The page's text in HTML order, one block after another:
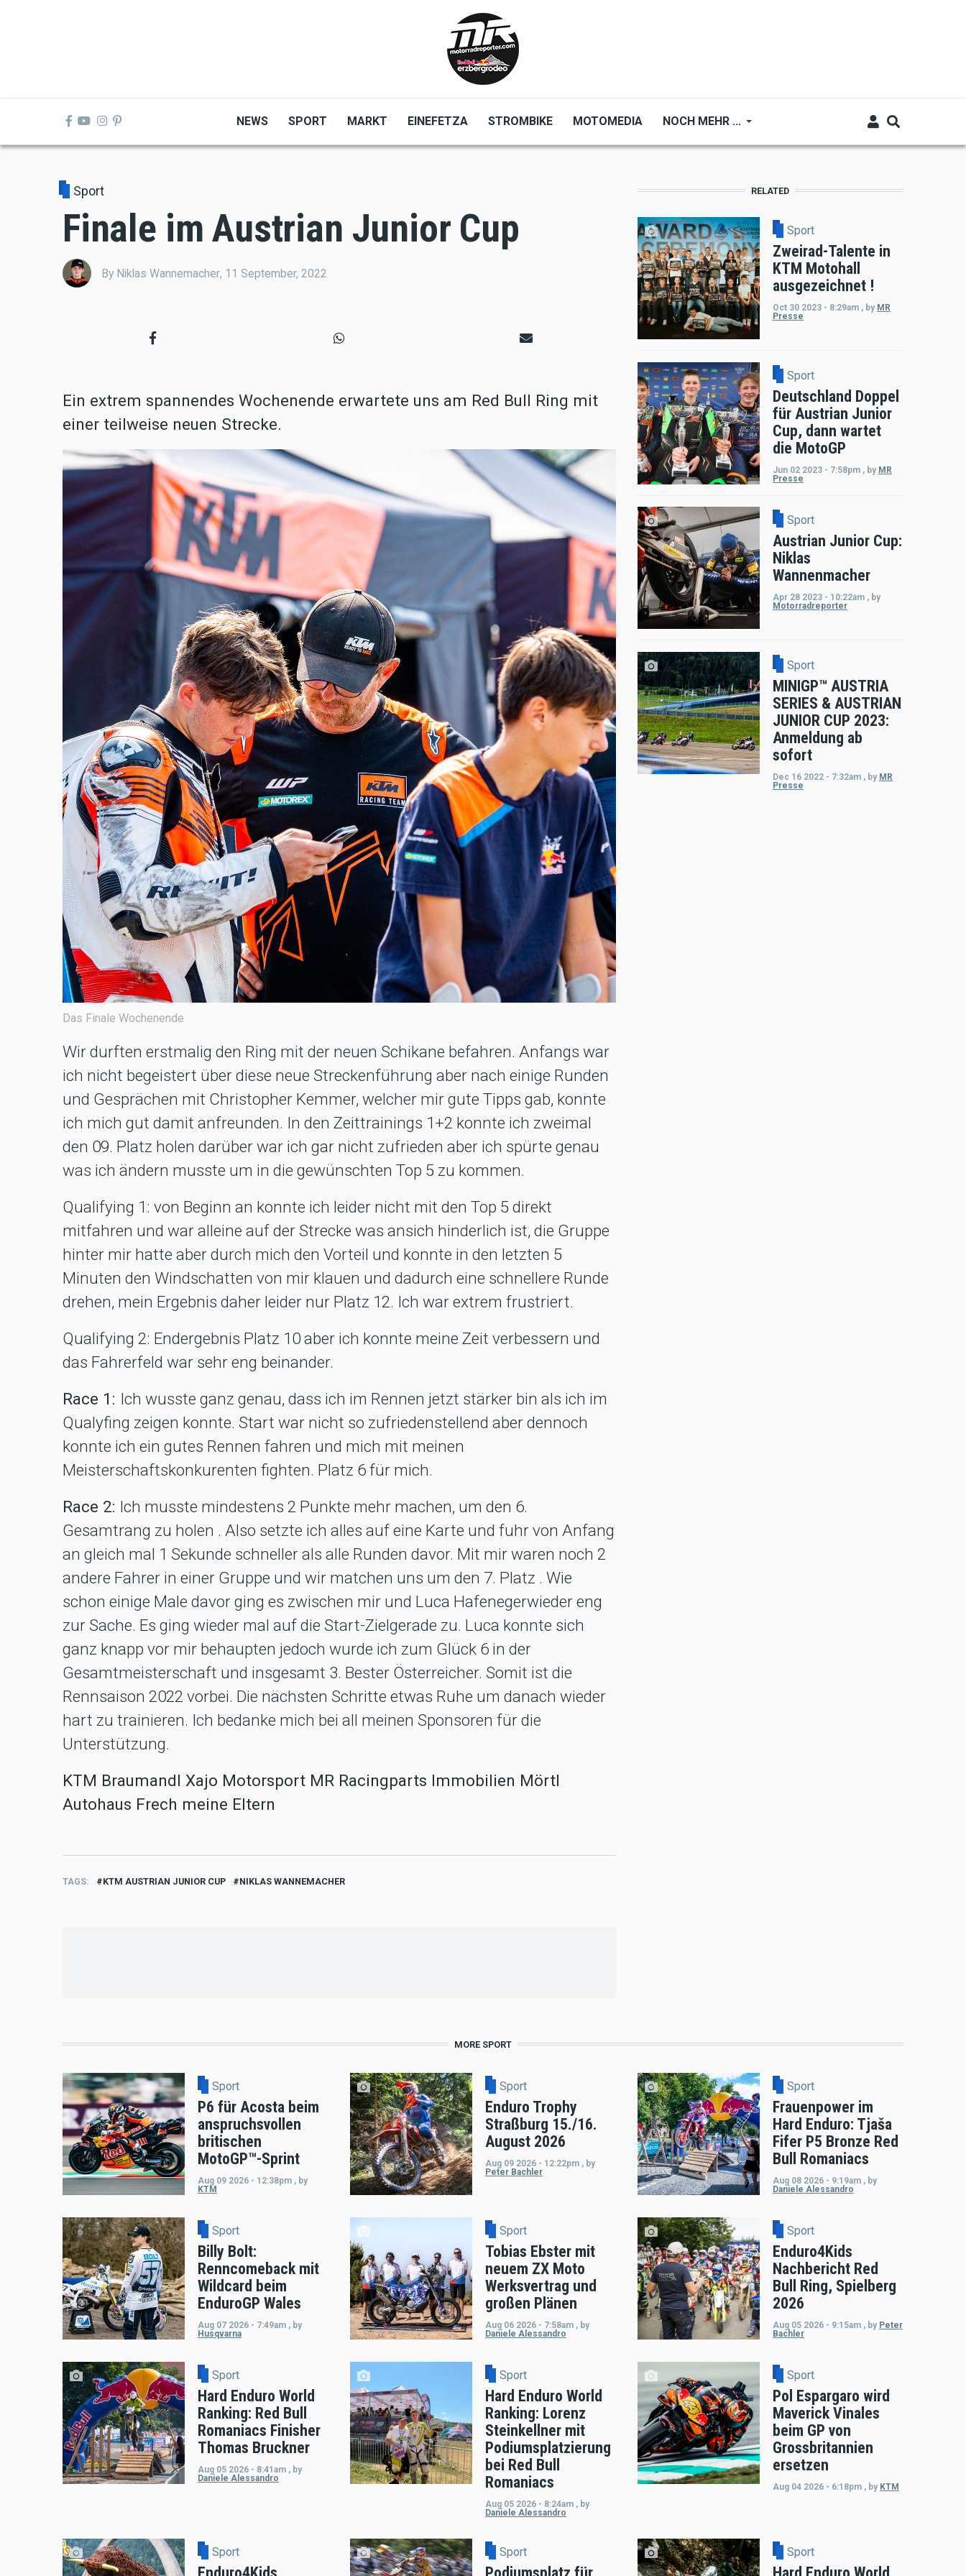
NEWS SPORT MARKT EINEFETZA STROMBIKE MOTOMEDIA NOCH MEHR ...
Sport
Finale im Austrian Junior Cup
By Niklas Wannemacher, 11 September, 2022
Ein extrem spannendes Wochenende erwartete uns am Red Bull Ring mit
einer teilweise neuen Strecke.
Das Finale Wochenende
Wir durften erstmalig den Ring mit der neuen Schikane befahren. Anfangs war
ich nicht begeistert über diese neue Streckenführung aber nach einige Runden
und Gesprächen mit Christopher Kemmer, welcher mir gute Tipps gab, konnte
ich mich gut damit anfreunden. In den Zeittrainings 1+2 konnte ich zweimal
den 09. Platz holen darüber war ich gar nicht zufrieden aber ich spürte genau
was ich ändern musste um in die gewünschten Top 5 zu kommen.
Qualifying 1: von Beginn an konnte ich leider nicht mit den Top 5 direkt
mitfahren und war alleine auf der Strecke was ansich hinderlich ist, die Gruppe
hinter mir hatte aber durch mich den Vorteil und konnte in den letzten 5
Minuten den Windschatten von mir klauen und dadurch eine schnellere Runde
drehen, mein Ergebnis daher leider nur Platz 12. Ich war extrem frustriert.
Qualifying 2: Endergebnis Platz 10 aber ich konnte meine Zeit verbessern und
das Fahrerfeld war sehr eng beinander.
Race 1: Ich wusste ganz genau, dass ich im Rennen jetzt stärker bin als ich im
Qualyfing zeigen konnte. Start war nicht so zufriedenstellend aber dennoch
konnte ich ein gutes Rennen fahren und mich mit meinen
Meisterschaftskonkurenten fighten. Platz 6 für mich.
Race 2: Ich musste mindestens 2 Punkte mehr machen, um den 6.
Gesamtrang zu holen . Also setzte ich alles auf eine Karte und fuhr von Anfang
an gleich mal 1 Sekunde schneller als alle Runden davor. Mit mir waren noch 2
andere Fahrer in einer Gruppe und wir matchen uns um den 7. Platz . Wie
schon einige Male davor ging es zwischen mir und Luca Hafenegerwieder eng
zur Sache. Es ging wieder mal auf die Start-Zielgerade zu. Luca konnte sich
ganz knapp vor mir behaupten jedoch wurde ich zum Glück 6 in der
Gesamtmeisterschaft und insgesamt 3. Bester Österreicher. Somit ist die
Rennsaison 2022 vorbei. Die nächsten Schritte etwas Ruhe um danach wieder
hart zu trainieren. Ich bedanke mich bei all meinen Sponsoren für die
Unterstützung.
KTM Braumandl Xajo Motorsport MR Racingparts Immobilien Mörtl
Autohaus Frech meine Eltern
TAGS KTM AUSTRIAN JUNIOR CUP NIKLAS WANNEMACHER
RELATED
Sport
Zweirad-Talente in
KTM Motohall
ausgezeichnet !
Oct 30 2023 - 8:29am , by MR
Presse
Sport
Deutschland Doppel
für Austrian Junior
Cup, dann wartet
die MotoGP
Jun 02 2023 - 7:58pm , by MR
Presse
Sport
Austrian Junior Cup:
Niklas
Wannenmacher
Apr 28 2023 - 10:22am , by
Motorradreporter
Sport
MINIGP™ AUSTRIA
SERIES & AUSTRIAN
JUNIOR CUP 2023:
Anmeldung ab
sofort
Dec 16 2022 - 7:32am , by MR
Presse
MORE SPORT
Sport
P6 für Acosta beim
anspruchsvollen
britischen
MotoGP™-Sprint
Aug 09 2026 - 12:38pm , by
KTM
Sport
Enduro Trophy
Straßburg 15./16.
August 2026
Aug 09 2026 - 12:22pm , by
Peter Bachler
Sport
Frauenpower im
Hard Enduro: Tjaša
Fifer P5 Bronze Red
Bull Romaniacs
Aug 08 2026 - 9:19am , by
Daniele Alessandro
Sport
Billy Bolt:
Renncomeback mit
Wildcard beim
EnduroGP Wales
Aug 07 2026 - 7:49am , by
Husqvarna
Sport
Tobias Ebster mit
neuem ZX Moto
Werksvertrag und
großen Plänen
Aug 06 2026 - 7:58am , by
Daniele Alessandro
Sport
Enduro4Kids
Nachbericht Red
Bull Ring, Spielberg
2026
Aug 05 2026 - 9:15am , by Peter
Bachler
Sport
Hard Enduro World
Ranking: Red Bull
Romaniacs Finisher
Thomas Bruckner
Aug 05 2026 - 8:41am , by
Daniele Alessandro
Sport
Hard Enduro World
Ranking: Lorenz
Steinkellner mit
Podiumsplatzierung
bei Red Bull
Romaniacs
Aug 05 2026 - 8:24am , by
Daniele Alessandro
Sport
Pol Espargaro wird
Maverick Vinales
beim GP von
Grossbritannien
ersetzen
Aug 04 2026 - 6:18pm , by KTM
Sport Sport Sport